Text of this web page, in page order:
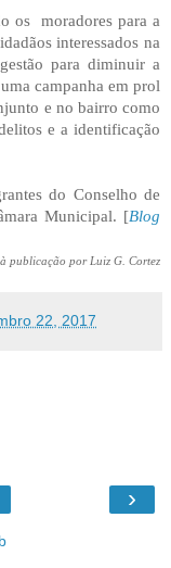
os moradores para a
interessados na
para diminuir a
campanha em prol
e no bairro como
e a identificação
do Conselho de
Municipal. [Blog
publicação por Luiz G. Cortez
22, 2017
›